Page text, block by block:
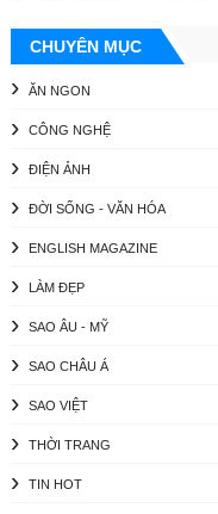
CHUYÊN MỤC
ĂN NGON
CÔNG NGHỆ
ĐIỆN ẢNH
ĐỜI SỐNG - VĂN HÓA
ENGLISH MAGAZINE
LÀM ĐẸP
SAO ÂU - MỸ
SAO CHÂU Á
SAO VIỆT
THỜI TRANG
TIN HOT